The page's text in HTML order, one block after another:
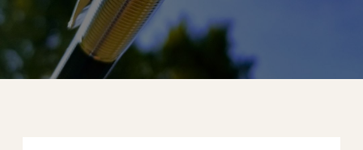
採用情報
自己評価表